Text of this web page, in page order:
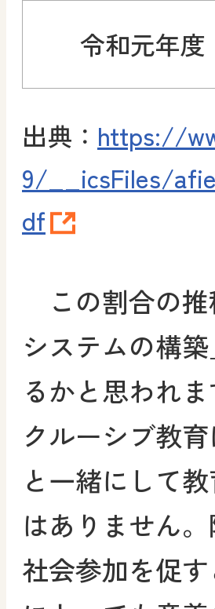
令和元年度
出典： https://
9/__icsFiles/
df
この割合の推
システムの構
るかと思われ
クルーシブ教
と一緒にして
はありません
社会参加を促